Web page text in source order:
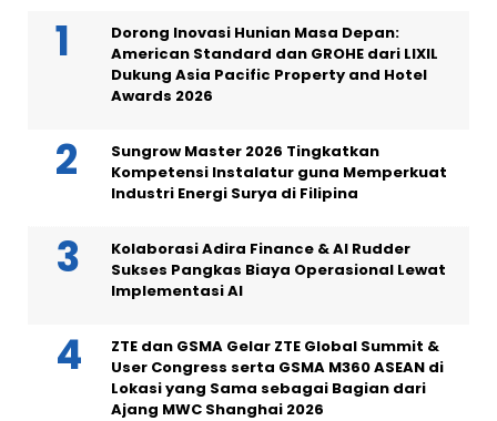
Dorong Inovasi Hunian Masa Depan:
American Standard dan GROHE dari LIXIL
Dukung Asia Pacific Property and Hotel
Awards 2026
Sungrow Master 2026 Tingkatkan
Kompetensi Instalatur guna Memperkuat
Industri Energi Surya di Filipina
Kolaborasi Adira Finance & AI Rudder
Sukses Pangkas Biaya Operasional Lewat
Implementasi AI
ZTE dan GSMA Gelar ZTE Global Summit &
User Congress serta GSMA M360 ASEAN di
Lokasi yang Sama sebagai Bagian dari
Ajang MWC Shanghai 2026